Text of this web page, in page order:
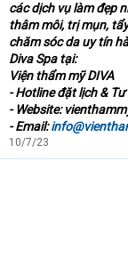
các dịch vụ làm đẹp
thâm môi, trị mụn,
chăm sóc da uy tín
Diva Spa tại:
Viện thẩm mỹ DIVA
- Hotline đặt lịch &
- Website:
- Email:
10/7/23